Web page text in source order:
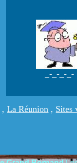
_-_-_-_-
,La Réunion , Sites